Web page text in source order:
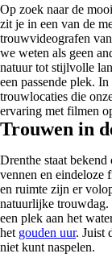
Op zoek naar de
zit je in een van de
trouwvideografen
we weten als geen
natuur tot stijlvolle
een passende plek.
trouwlocaties die
ervaring met filmen
Trouwen in
Drenthe staat
vennen en eindeloze
en ruimte zijn er
natuurlijke trouwdag.
een plek aan het
het gouden uur. Juist
niet kunt naspelen.